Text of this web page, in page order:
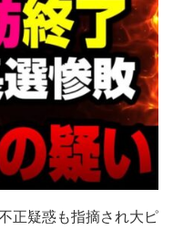
正疑惑も指摘され大ピ